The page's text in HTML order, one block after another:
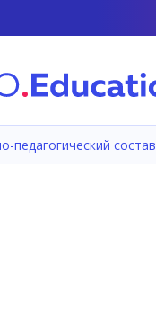
педагогический состав